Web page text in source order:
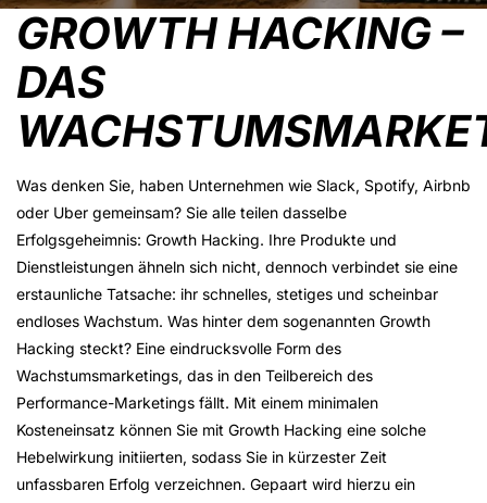
GROWTH HACKING –
DAS
Was denken Sie, haben Unternehmen wie Slack, Spotify, Airbnb
oder Uber gemeinsam? Sie alle teilen dasselbe
Erfolgsgeheimnis: Growth Hacking. Ihre Produkte und
Dienstleistungen ähneln sich nicht, dennoch verbindet sie eine
erstaunliche Tatsache: ihr schnelles, stetiges und scheinbar
endloses Wachstum. Was hinter dem sogenannten Growth
Hacking steckt? Eine eindrucksvolle Form des
Wachstumsmarketings, das in den Teilbereich des
Performance-Marketings fällt. Mit einem minimalen
Kosteneinsatz können Sie mit Growth Hacking eine solche
Hebelwirkung initiierten, sodass Sie in kürzester Zeit
unfassbaren Erfolg verzeichnen. Gepaart wird hierzu ein